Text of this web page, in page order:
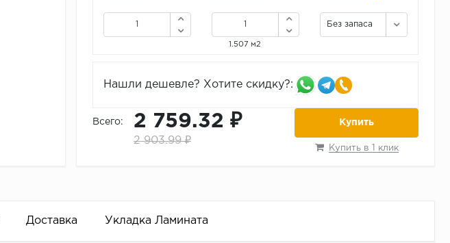
1.507 м2
Без запаса
Нашли дешевле? Хотите скидку?:
Всего: 2 759.32 ₽
2 903.99 ₽
Купить
Купить в 1 клик
Доставка Укладка Ламината